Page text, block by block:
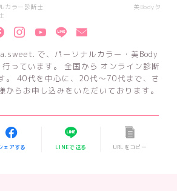
ナルカラー診断士 美Bodyタ
で、パーソナルカラー・美Body
っています。 全国から オンライン診断
。 40代を中心に、20代～70代まで、さ
からお申し込みをいただいております。
ェアする LINEで送る URLをコピー